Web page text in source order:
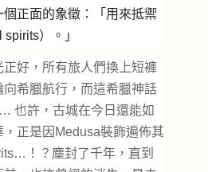
正面的象徵：「用來抵禦
）。」
好，所有旅人們換上短褲
希臘航行，而這希臘神話
也許，古城在今日還能如
正是因Medusa裝飾遍佈其
！？塵封了千年，直到